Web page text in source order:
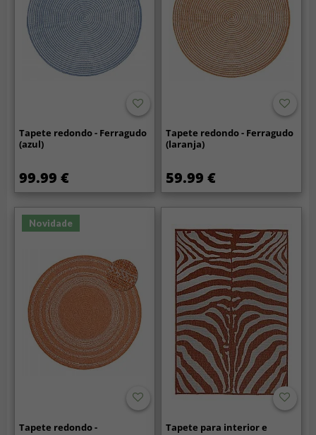
Tapete redondo - Ferragudo
(azul)
99.99 €
Tapete redondo - Ferragudo
(laranja)
59.99 €
Novidade
Tapete redondo -
Tapete para interior e